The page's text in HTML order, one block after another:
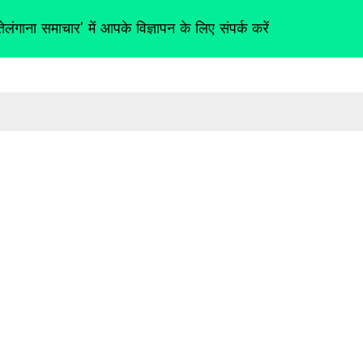
समाचार' में आपके विज्ञापन के लिए संपर्क करें